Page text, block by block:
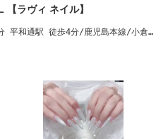
ラヴィ ネイル】
平和通駅 徒歩4分/鹿児島本線/小倉